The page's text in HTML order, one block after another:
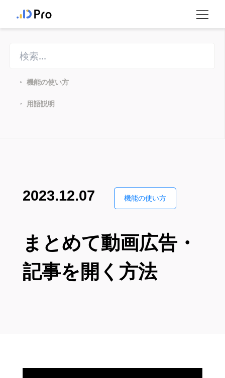
> 機能の使い方
> 用語説明
2023.12.07 機能の使い方
まとめて動画広告・
記事を開く方法